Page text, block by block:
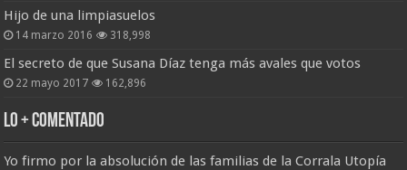
Hijo de una limpiasuelos
14 marzo 2016 318,998
El secreto de que Susana Díaz tenga más avales que votos
22 mayo 2017 162,896
Lo + Comentado
Yo firmo por la absolución de las familias de la Corrala Utopía